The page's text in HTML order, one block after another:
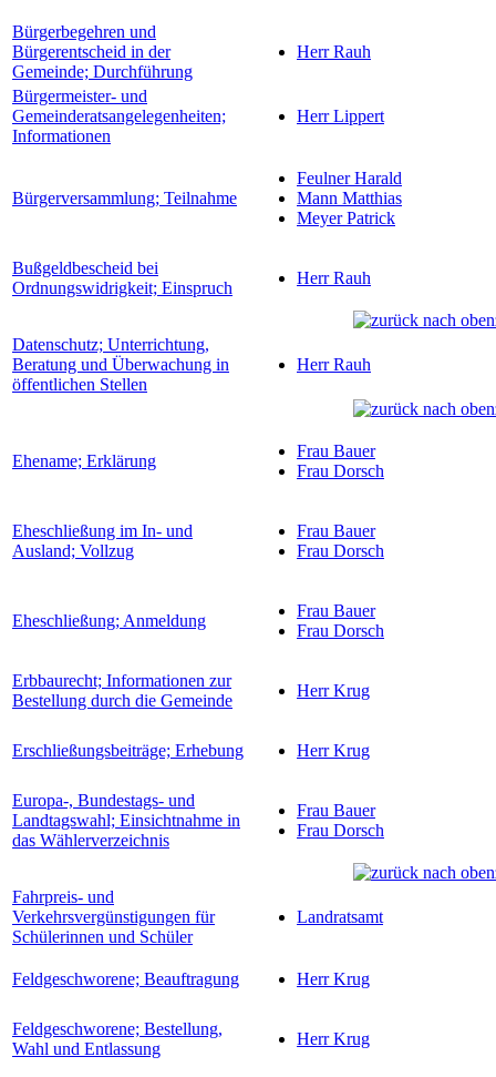
Bürgerbegehren und
Bürgerentscheid in der
Gemeinde; Durchführung
Herr Rauh
Bürgermeister- und
Gemeinderatsangelegenheiten;
Informationen
Herr Lippert
Bürgerversammlung; Teilnahme
Feulner Harald
Mann Matthias
Meyer Patrick
Bußgeldbescheid bei
Ordnungswidrigkeit; Einspruch
Herr Rauh
Datenschutz; Unterrichtung,
Beratung und Überwachung in
öffentlichen Stellen
Herr Rauh
Ehename; Erklärung
Frau Bauer
Frau Dorsch
Eheschließung im In- und
Ausland; Vollzug
Frau Bauer
Frau Dorsch
Eheschließung; Anmeldung
Frau Bauer
Frau Dorsch
Erbbaurecht; Informationen zur
Bestellung durch die Gemeinde
Herr Krug
Erschließungsbeiträge; Erhebung Herr Krug
Europa-, Bundestags- und
Landtagswahl; Einsichtnahme in
das Wählerverzeichnis
Frau Bauer
Frau Dorsch
Fahrpreis- und
Verkehrsvergünstigungen für
Schülerinnen und Schüler
Landratsamt
Feldgeschworene; Beauftragung Herr Krug
Feldgeschworene; Bestellung,
Wahl und Entlassung
Herr Krug